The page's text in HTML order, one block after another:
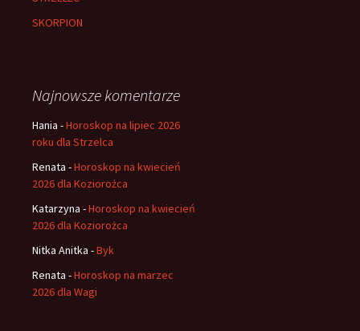
SKORPION
Najnowsze komentarze
Hania -Horoskop na lipiec 2026
roku dla Strzelca
Renata -Horoskop na kwiecień
2026 dla Koziorożca
Katarzyna -Horoskop na kwiecień
2026 dla Koziorożca
Nitka Anitka -Byk
Renata -Horoskop na marzec
2026 dla Wagi